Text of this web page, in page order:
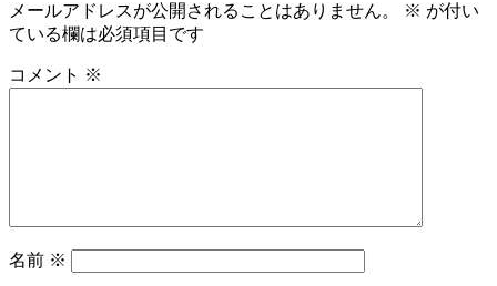
メールアドレスが公開されることはありません。 ※ が付い
ている欄は必須項目です
コメント ※
名前 ※